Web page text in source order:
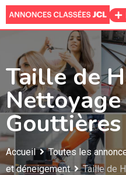
Skip
to
Taille de
Gouttières
Accueil Toutes les
et déneigement
Taille de